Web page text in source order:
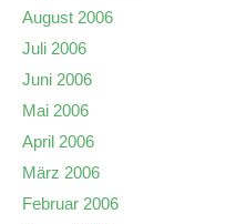
August 2006
Juli 2006
Juni 2006
Mai 2006
April 2006
März 2006
Februar 2006